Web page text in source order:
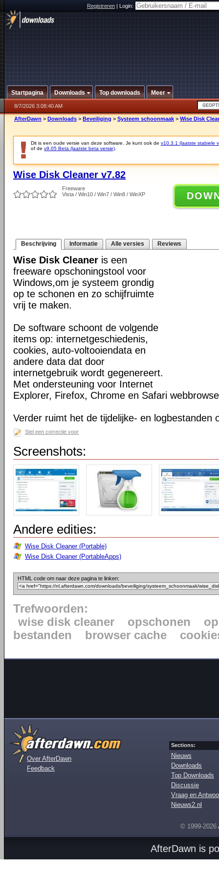
Registreren|Login:
Startpagina Downloads Top downloads Meer
8/7/2026 3:08:40 AM
AfterDawn > Downloads > Beveiliging > Systeem schoonmaak > Wise Disk
Dit is een oude versie van deze software. Je kunt ook de v10.3.1 (laatste stabiele
of de v9.05 Beta (laatste beta versie)
Wise Disk Cleaner v7.82
Freeware
Vista / Win10 / Win7 / Win8 / WinXP
Beschrijving Informatie Alle versies Reviews
Wise Disk Cleaner is een
freeware opschoningstool voor
Windows,om je systeem grondig
op te schonen en zo schijfruimte
vrij te maken.
De software schoont de volgende
items op: internetgeschiedenis,
cookies, auto-voltooiendata en
andere data dat door
internetgebruik wordt gegenereert.
Met ondersteuning voor Internet
Explorer, Firefox, Chrome en Safari
Verder ruimt het de tijdelijke- en logbestanden
Stel een correctie voor
Screenshots:
Andere edities:
Wise Disk Cleaner (Portable)
Wise Disk Cleaner (PortableApps)
HTML code om naar deze pagina te linken:
Trefwoorden:
wise disk cleaner
opschonen
bestanden
browser cache
Over AfterDawn
Feedback
Sections:
Nieuws
Downloads
Top Downloads
Discussie
Vraag en
Nieuws2.nl
© 1999-2026
AfterDawn is